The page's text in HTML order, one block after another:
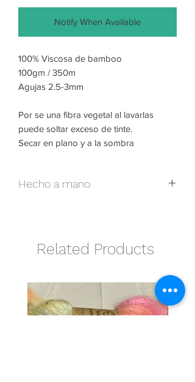
Notify When Available
100% Viscosa de bamboo
100gm / 350m
Agujas 2.5-3mm
Por se una fibra vegetal al lavarlas
puede soltar exceso de tinte.
Hecho a mano
la misma tintada.
Related Products